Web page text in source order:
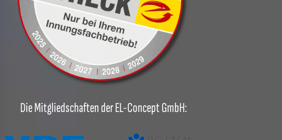
Die Mitgliedschaften der EL-Concept GmbH: